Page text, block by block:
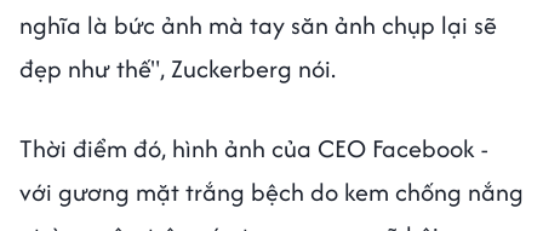
nghĩa là bức ảnh mà tay săn ảnh chụp lại sẽ
đẹp như thế", Zuckerberg nói.
Thời điểm đó, hình ảnh của CEO Facebook -
với gương mặt trắng bệch do kem chống nắng